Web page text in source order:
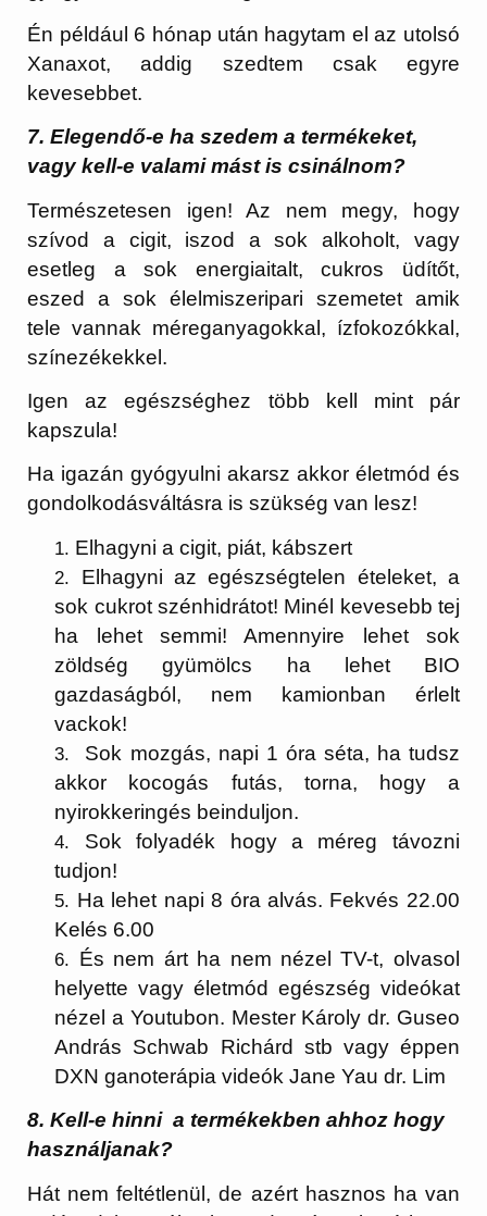
Én például 6 hónap után hagytam el az utolsó
Xanaxot, addig szedtem csak egyre
kevesebbet.
7. Elegendő-e ha szedem a termékeket,
vagy kell-e valami mást is csinálnom?
Természetesen igen! Az nem megy, hogy
szívod a cigit, iszod a sok alkoholt, vagy
esetleg a sok energiaitalt, cukros üdítőt,
eszed a sok élelmiszeripari szemetet amik
tele vannak méreganyagokkal, ízfokozókkal,
színezékekkel.
Igen az egészséghez több kell mint pár
kapszula!
Ha igazán gyógyulni akarsz akkor életmód és
gondolkodásváltásra is szükség van lesz!
Elhagyni a cigit, piát, kábszert
Elhagyni az egészségtelen ételeket, a
sok cukrot szénhidrátot! Minél kevesebb tej
ha lehet semmi! Amennyire lehet sok
zöldség gyümölcs ha lehet BIO
gazdaságból, nem kamionban érlelt
vackok!
Sok mozgás, napi 1 óra séta, ha tudsz
akkor kocogás futás, torna, hogy a
nyirokkeringés beinduljon.
Sok folyadék hogy a méreg távozni
tudjon!
Ha lehet napi 8 óra alvás. Fekvés 22.00
Kelés 6.00
És nem árt ha nem nézel TV-t, olvasol
helyette vagy életmód egészség videókat
nézel a Youtubon. Mester Károly dr. Guseo
András Schwab Richárd stb vagy éppen
DXN ganoterápia videók Jane Yau dr. Lim
8. Kell-e hinni a termékekben ahhoz hogy
használjanak?
Hát nem feltétlenül, de azért hasznos ha van